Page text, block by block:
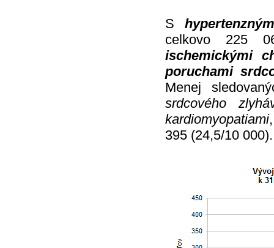
S
celkovo 225
ischemickými
poruchami
Menej
srdcového
kardiomyopatiami
395 (24,5/10 000).